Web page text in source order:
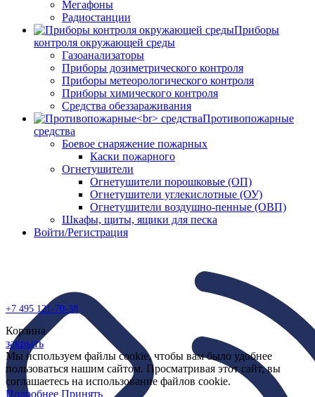
Мегафоны
Радиостанции
Приборы
контроля окружающей среды
Газоанализаторы
Приборы дозиметрического контроля
Приборы метеорологического контроля
Приборы химического контроля
Средства обеззараживания
Противопожарные
средства
Боевое снаряжение пожарных
Каски пожарного
Огнетушители
Огнетушители порошковые (ОП)
Огнетушители углекислотные (ОУ)
Огнетушители воздушно-пенные (ОВП)
Шкафы, щиты, ящики для песка
Войти/Регистрация
+7 495 121-70-38
Корзина
закрыть
Мы используем файлы cookie, чтобы вам было удобнее
пользоваться нашим сайтом. Просматривая этот сайт, вы
соглашаетесь на использование файлов cookie.
Подробнее Принять